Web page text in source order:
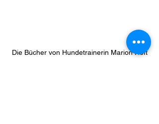
Die Bücher von Hundetrainerin Marion Höft